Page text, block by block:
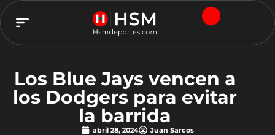
Los Blue Jays vencen a
los Dodgers para evitar
la barrida
abril 28, 2024 Juan Sarcos